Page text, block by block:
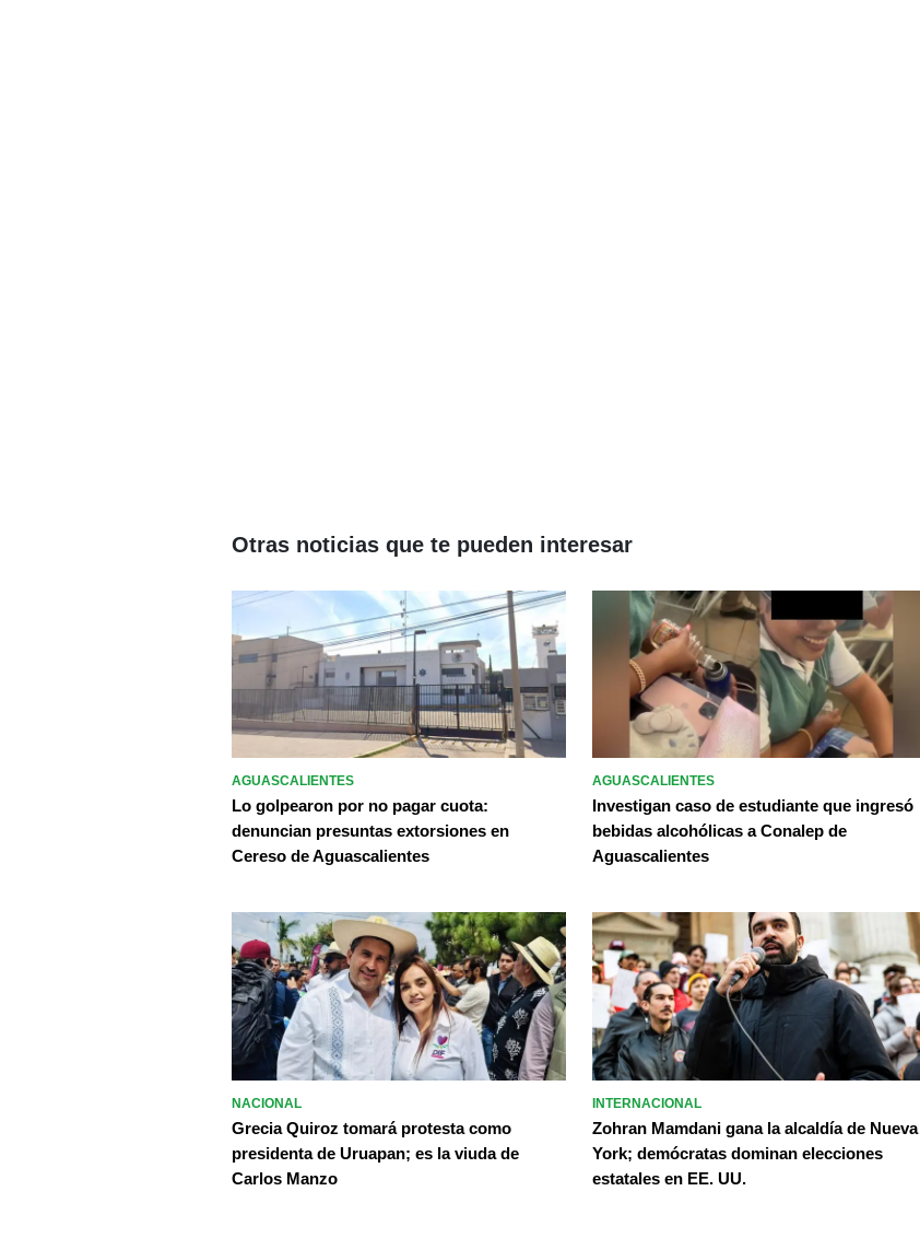
Otras noticias que te pueden interesar
AGUASCALIENTES
Lo golpearon por no pagar cuota:
denuncian presuntas extorsiones en
Cereso de Aguascalientes
AGUASCALIENTES
Investigan caso de estudiante que ingresó
bebidas alcohólicas a Conalep de
Aguascalientes
NACIONAL
Grecia Quiroz tomará protesta como
presidenta de Uruapan; es la viuda de
Carlos Manzo
INTERNACIONAL
Zohran Mamdani gana la alcaldía de Nueva
York; demócratas dominan elecciones
estatales en EE. UU.